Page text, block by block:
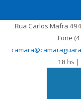
Rua Carlos Mafra
Fone
18 hs |